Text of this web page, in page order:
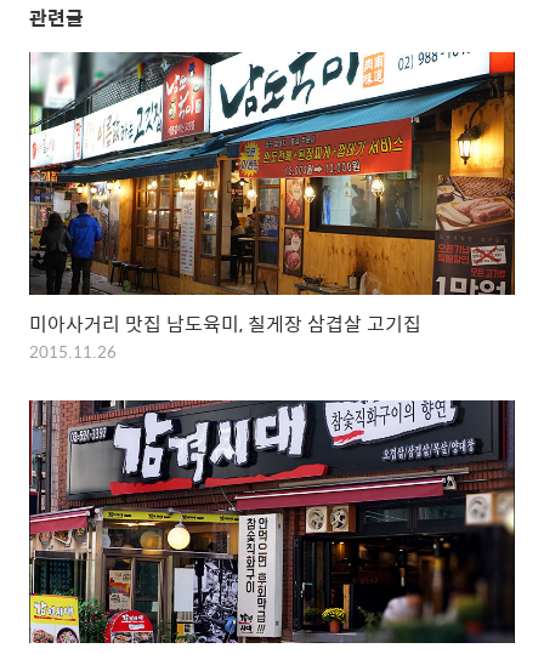
관련글
미아사거리 맛집 남도육미, 칠게장 삼겹살 고기집
2015.11.26